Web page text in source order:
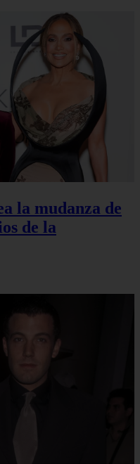
la mudanza de
de la